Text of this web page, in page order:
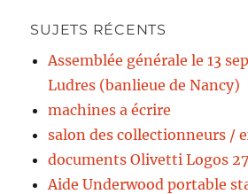
SUJETS RÉCENTS
Assemblée générale le 13
Ludres (banlieue de Nancy)
machines a écrire
salon des collectionneurs /
documents Olivetti Logos 27
Aide Underwood portable